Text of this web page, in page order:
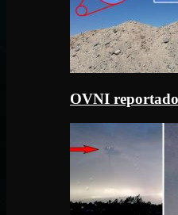
OVNI